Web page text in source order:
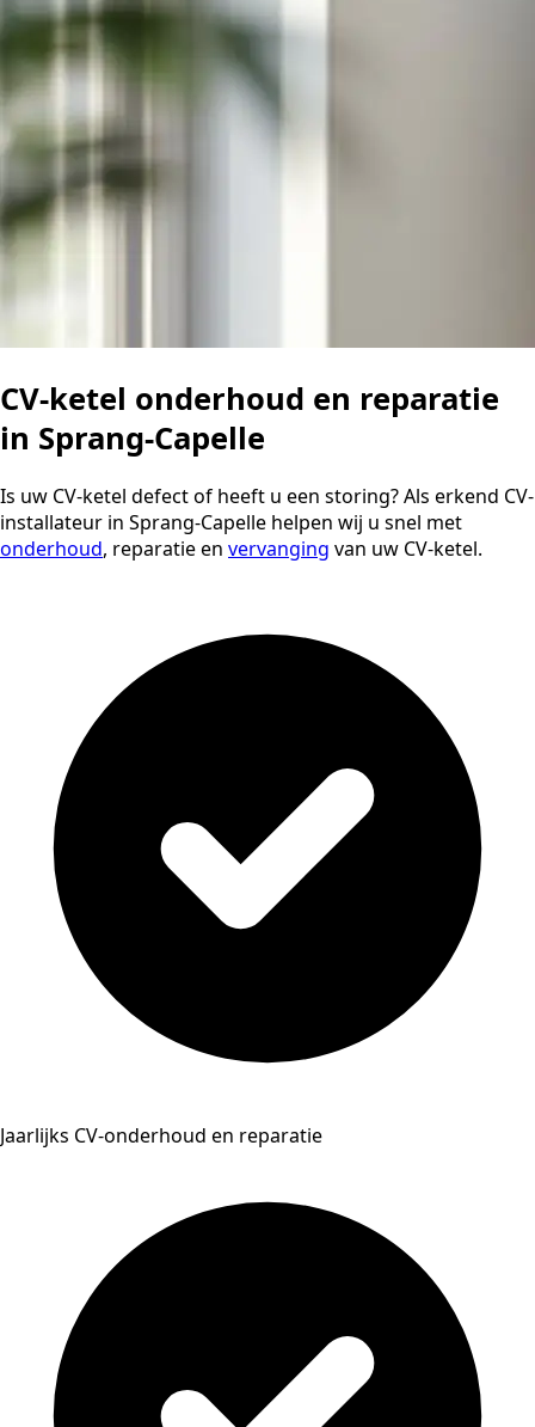
CV-ketel onderhoud en reparatie
in Sprang-Capelle
Is uw CV-ketel defect of heeft u een storing? Als erkend CV-
installateur in Sprang-Capelle helpen wij u snel met
onderhoud, reparatie en vervanging van uw CV-ketel.
Jaarlijks CV-onderhoud en reparatie